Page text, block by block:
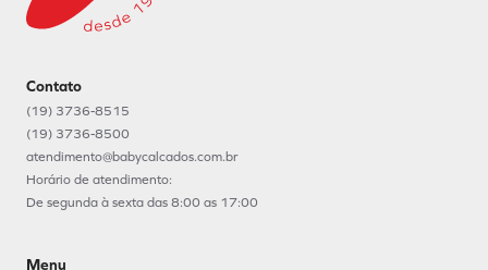
Contato
(19) 3736-8515
(19) 3736-8500
atendimento@babycalcados.com.br
Horário de atendimento:
De segunda à sexta das 8:00 as 17:00
Menu